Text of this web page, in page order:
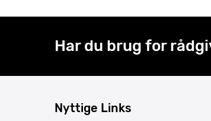
Har du brug for
Nyttige Links